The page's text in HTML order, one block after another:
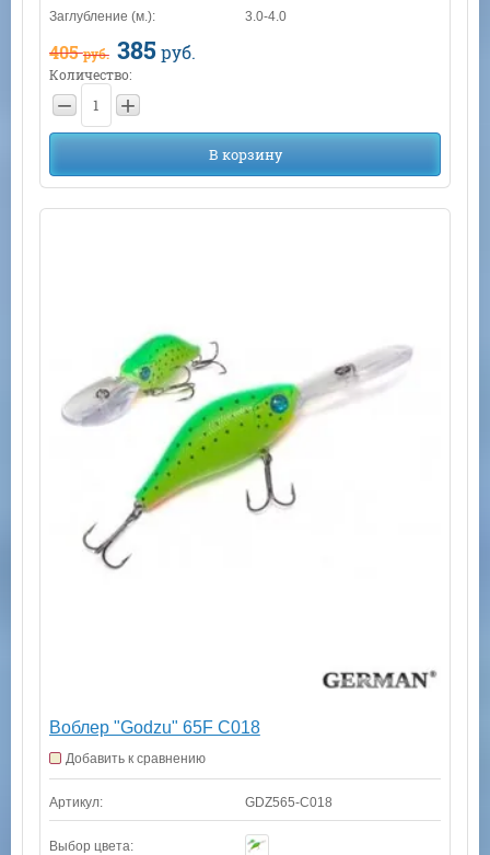
Заглубление (м.): 3.0-4.0
405руб. 385руб.
Количество:
− +
В корзину
Воблер "Godzu" 65F C018
Добавить к сравнению
Артикул: GDZ565-C018
Выбор цвета: